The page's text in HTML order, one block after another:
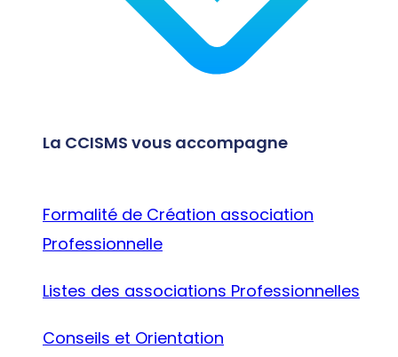
La CCISMS vous accompagne
Formalité de Création association
Professionnelle
Listes des associations Professionnelles
Conseils et Orientation